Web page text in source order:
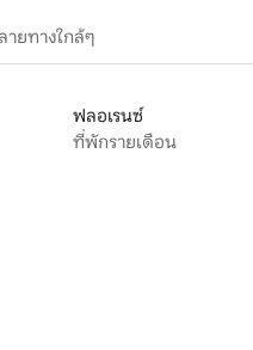
ยทางใกล้ๆ
ฟลอเรนซ์
ที่พักรายเดือน